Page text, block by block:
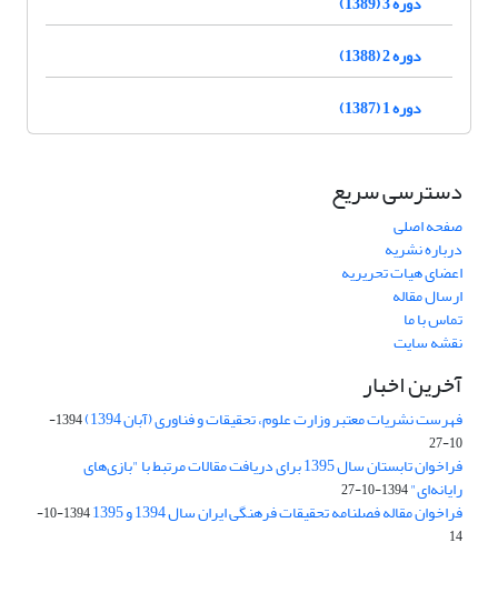
دوره 2 (1388)
دوره 1 (1387)
دسترسی سریع
صفحه اصلی
درباره نشریه
اعضای هیات تحریریه
ارسال مقاله
تماس با ما
نقشه سایت
آخرین اخبار
فهرست نشریات معتبر وزارت علوم، تحقیقات و فناوری (آبان 1394)
1394-
10-27
فراخوان تابستان سال 1395 برای دریافت مقالات مرتبط با "بازی‌های
رایانه‌ای"1394-10-27
فراخوان مقاله فصلنامه تحقیقات فرهنگی ایران سال 1394 و 1395
1394-10-
14